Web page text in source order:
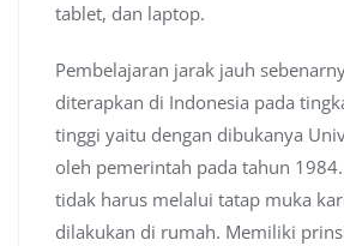
tablet, dan laptop.
Pembelajaran jarak jauh
diterapkan di Indonesia pada
tinggi yaitu dengan dibukanya
oleh pemerintah pada tahun
tidak harus melalui tatap muka
dilakukan di rumah. Memiliki